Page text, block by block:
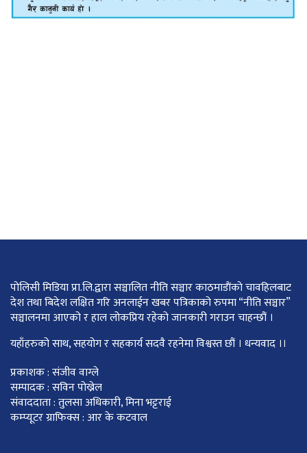
पोलिसी मिडिया प्रा.लि.द्वारा सञ्चालित नीति सञ्चार काठमाडाैंकाे चावहिलबाट
देश तथा बिदेश लक्षित गरि अनलाईन खबर पत्रिकाको रुपमा “नीति सञ्चार”
सञ्चालनमा आएको र हाल लोकप्रिय रहेको जानकारी गराउन चाहन्छौं ।
यहाँहरुको साथ, सहयोग र सहकार्य सदवै रहनेमा विश्वस्त छौं । धन्यवाद ।।
प्रकाशक : संजीव वाग्ले
सम्पादक : सविन पोख्रेल
संवाददाता : तुलसा अधिकारी, मिना भट्टराई
कम्प्यूटर ग्राफिक्स : आर के कटवाल